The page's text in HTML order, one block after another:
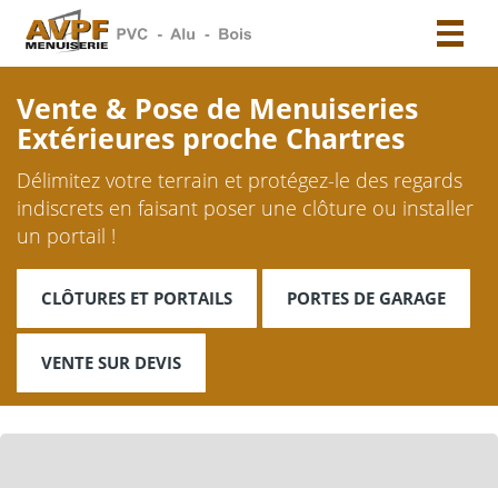
Vente & Pose de Menuiseries
Extérieures proche Chartres
Délimitez votre terrain et protégez-le des regards
indiscrets en faisant poser une clôture ou installer
un portail !
CLÔTURES ET PORTAILS PORTES DE GARAGE
VENTE SUR DEVIS